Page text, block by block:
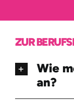
ZUR
Wie
an?